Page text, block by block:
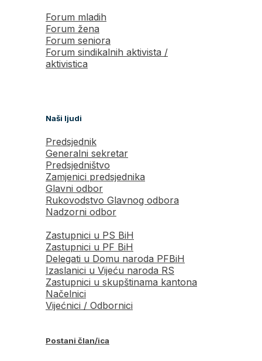
Forum mladih
Forum žena
Forum seniora
Forum sindikalnih aktivista /
aktivistica
Naši ljudi
Predsjednik
Generalni sekretar
Predsjedništvo
Zamjenici predsjednika
Glavni odbor
Rukovodstvo Glavnog odbora
Nadzorni odbor
Zastupnici u PS BiH
Zastupnici u PF BiH
Delegati u Domu naroda PFBiH
Izaslanici u Vijeću naroda RS
Zastupnici u skupštinama kantona
Načelnici
Vijećnici / Odbornici
Postani član/ica